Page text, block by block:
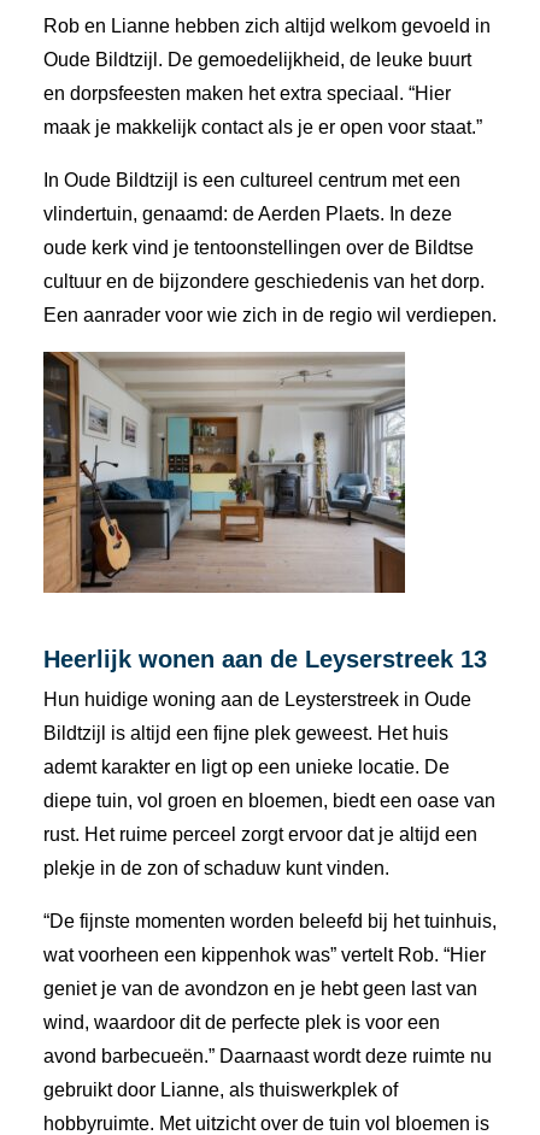
Rob en Lianne hebben zich altijd welkom gevoeld in
Oude Bildtzijl. De gemoedelijkheid, de leuke buurt
en dorpsfeesten maken het extra speciaal. “Hier
maak je makkelijk contact als je er open voor staat.”
In Oude Bildtzijl is een cultureel centrum met een
vlindertuin, genaamd: de Aerden Plaets. In deze
oude kerk vind je tentoonstellingen over de Bildtse
cultuur en de bijzondere geschiedenis van het dorp.
Een aanrader voor wie zich in de regio wil verdiepen.
Heerlijk wonen aan de Leyserstreek 13
Hun huidige woning aan de Leysterstreek in Oude
Bildtzijl is altijd een fijne plek geweest. Het huis
ademt karakter en ligt op een unieke locatie. De
diepe tuin, vol groen en bloemen, biedt een oase van
rust. Het ruime perceel zorgt ervoor dat je altijd een
plekje in de zon of schaduw kunt vinden.
“De fijnste momenten worden beleefd bij het tuinhuis,
wat voorheen een kippenhok was” vertelt Rob. “Hier
geniet je van de avondzon en je hebt geen last van
wind, waardoor dit de perfecte plek is voor een
avond barbecueën.” Daarnaast wordt deze ruimte nu
gebruikt door Lianne, als thuiswerkplek of
hobbyruimte. Met uitzicht over de tuin vol bloemen is